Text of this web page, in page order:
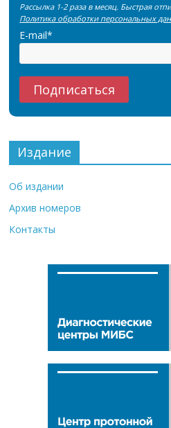
Рассылка 1-2 раза в месяц. Быстрая
Политика обработки персональных
E-mail*
Издание
Об издании
Архив номеров
Контакты